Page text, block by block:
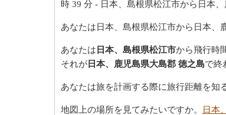
時 39 分 - 日本、島根県松江市から日本
あなたは日本、島根県松江市から日本、
あなたは 日本、島根県松江市から飛行時
それが 日本、鹿児島県大島郡 徳之島で終
あなたは旅を計画する際に旅行距離を知
地図上の場所を見てみたいですか。 日本